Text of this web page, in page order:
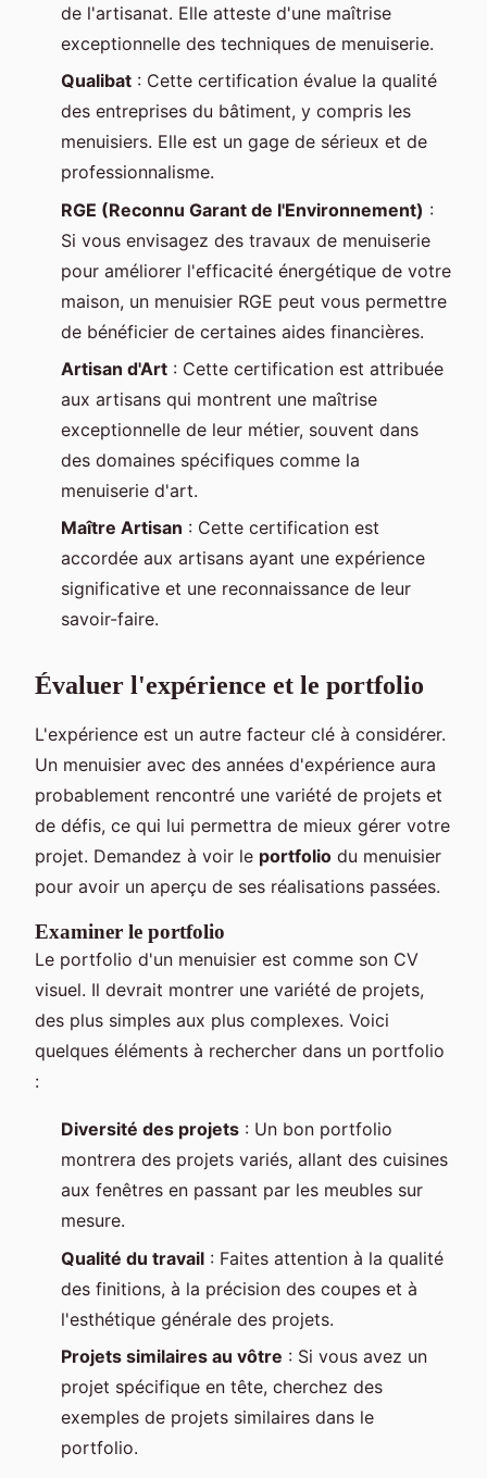
de l'artisanat. Elle atteste d'une maîtrise
exceptionnelle des techniques de menuiserie.
Qualibat : Cette certification évalue la qualité
des entreprises du bâtiment, y compris les
menuisiers. Elle est un gage de sérieux et de
professionnalisme.
RGE (Reconnu Garant de l'Environnement) :
Si vous envisagez des travaux de menuiserie
pour améliorer l'efficacité énergétique de votre
maison, un menuisier RGE peut vous permettre
de bénéficier de certaines aides financières.
Artisan d'Art : Cette certification est attribuée
aux artisans qui montrent une maîtrise
exceptionnelle de leur métier, souvent dans
des domaines spécifiques comme la
menuiserie d'art.
Maître Artisan : Cette certification est
accordée aux artisans ayant une expérience
significative et une reconnaissance de leur
savoir-faire.
Évaluer l'expérience et le portfolio
L'expérience est un autre facteur clé à considérer.
Un menuisier avec des années d'expérience aura
probablement rencontré une variété de projets et
de défis, ce qui lui permettra de mieux gérer votre
projet. Demandez à voir le portfolio du menuisier
pour avoir un aperçu de ses réalisations passées.
Examiner le portfolio
Le portfolio d'un menuisier est comme son CV
visuel. Il devrait montrer une variété de projets,
des plus simples aux plus complexes. Voici
quelques éléments à rechercher dans un portfolio
:
Diversité des projets : Un bon portfolio
montrera des projets variés, allant des cuisines
aux fenêtres en passant par les meubles sur
mesure.
Qualité du travail : Faites attention à la qualité
des finitions, à la précision des coupes et à
l'esthétique générale des projets.
Projets similaires au vôtre : Si vous avez un
projet spécifique en tête, cherchez des
exemples de projets similaires dans le
portfolio.